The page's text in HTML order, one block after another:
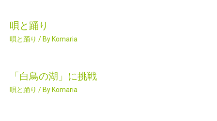
唄と踊り
唄と踊り / By Komaria
「白鳥の湖」に挑戦
唄と踊り / By Komaria